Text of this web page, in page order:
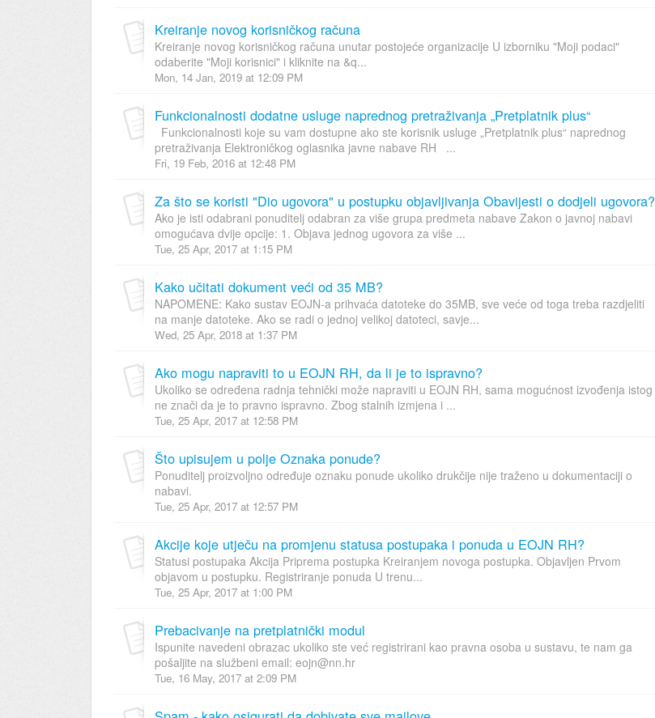
Kreiranje novog korisničkog računa
Kreiranje novog korisničkog računa unutar postojeće organizacije U izborniku "Moji podaci"
odaberite "Moji korisnici" i kliknite na &q...
Mon, 14 Jan, 2019 at 12:09 PM
Funkcionalnosti dodatne usluge naprednog pretraživanja „Pretplatnik plus“
Funkcionalnosti koje su vam dostupne ako ste korisnik usluge „Pretplatnik plus“ naprednog
pretraživanja Elektroničkog oglasnika javne nabave RH ...
Fri, 19 Feb, 2016 at 12:48 PM
Za što se koristi "Dio ugovora" u postupku objavljivanja Obavijesti o dodjeli ugovora?
Ako je isti odabrani ponuditelj odabran za više grupa predmeta nabave Zakon o javnoj nabavi
omogućava dvije opcije: 1. Objava jednog ugovora za više ...
Tue, 25 Apr, 2017 at 1:15 PM
Kako učitati dokument veći od 35 MB?
NAPOMENE: Kako sustav EOJN-a prihvaća datoteke do 35MB, sve veće od toga treba razdjeliti
na manje datoteke. Ako se radi o jednoj velikoj datoteci, savje...
Wed, 25 Apr, 2018 at 1:37 PM
Ako mogu napraviti to u EOJN RH, da li je to ispravno?
Ukoliko se određena radnja tehnički može napraviti u EOJN RH, sama mogućnost izvođenja istog
ne znači da je to pravno ispravno. Zbog stalnih izmjena i ...
Tue, 25 Apr, 2017 at 12:58 PM
Što upisujem u polje Oznaka ponude?
Ponuditelj proizvoljno određuje oznaku ponude ukoliko drukčije nije traženo u dokumentaciji o
nabavi.
Tue, 25 Apr, 2017 at 12:57 PM
Akcije koje utječu na promjenu statusa postupaka i ponuda u EOJN RH?
Statusi postupaka Akcija Priprema postupka Kreiranjem novoga postupka. Objavljen Prvom
objavom u postupku. Registriranje ponuda U trenu...
Tue, 25 Apr, 2017 at 1:00 PM
Prebacivanje na pretplatnički modul
Ispunite navedeni obrazac ukoliko ste već registrirani kao pravna osoba u sustavu, te nam ga
pošaljite na službeni email: eojn@nn.hr
Tue, 16 May, 2017 at 2:09 PM